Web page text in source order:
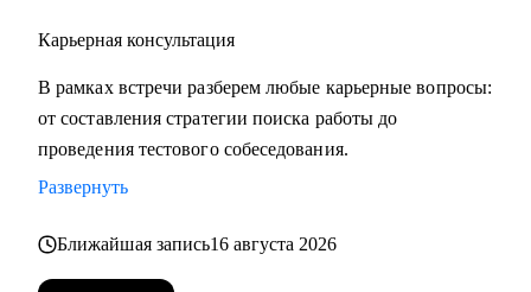
• консультирую команды для развития бизнесов
• с подготовкой к техническим собеседованиям.
Кому могу помочь:
• проконсультирую проджект менеджеров, продакт
• помогаю всем со входом в IT и геймдев по РФ и
Карьерная консультация
В рамках встречи разберем любые карьерные вопросы:
от составления стратегии поиска работы до
проведения тестового собеседования.
Развернуть
Ближайшая запись16 августа 2026